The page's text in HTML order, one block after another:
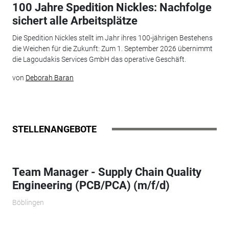
100 Jahre Spedition Nickles: Nachfolge
sichert alle Arbeitsplätze
Die Spedition Nickles stellt im Jahr ihres 100-jährigen Bestehens
die Weichen für die Zukunft: Zum 1. September 2026 übernimmt
die Lagoudakis Services GmbH das operative Geschäft.
von Deborah Baran
STELLENANGEBOTE
Team Manager - Supply Chain Quality
Engineering (PCB/PCA) (m/f/d)
Böblingen